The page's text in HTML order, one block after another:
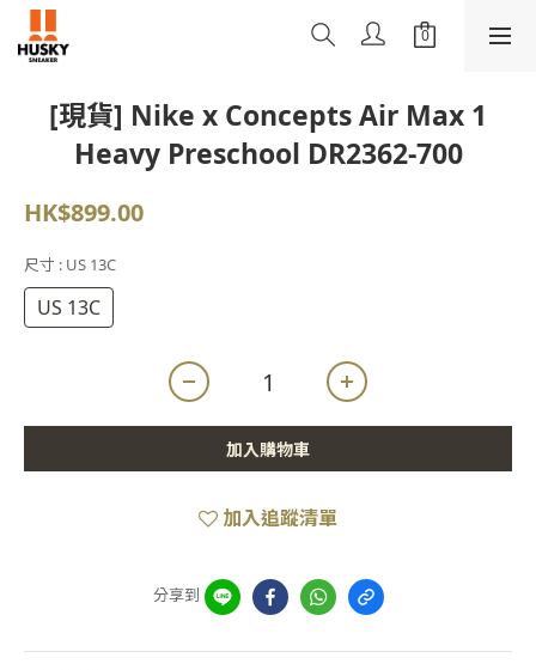
[現貨] Nike x Concepts Air Max 1
Heavy Preschool DR2362-700
HK$899.00
尺寸 : US 13C
US 13C
加入購物車
加入追蹤清單
分享到